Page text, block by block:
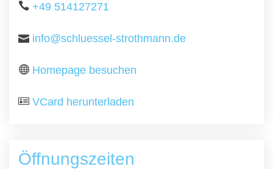
+49 514127271
info@schluessel-strothmann.de
Homepage besuchen
VCard herunterladen
Öffnungszeiten